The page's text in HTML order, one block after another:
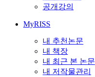
공개강의
MyRISS
내 추천논문
내 책장
내 최근 본 논문
내 저작물관리